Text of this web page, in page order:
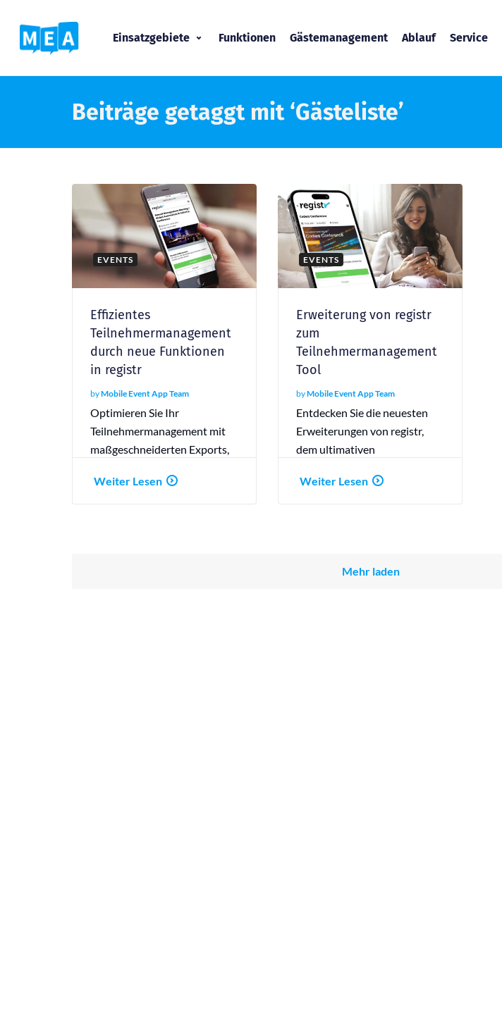
Einsatzgebiete Funktionen Gästemanagement Ablauf Service
Beiträge getaggt mit ‘Gästeliste’
EVENTS
Effizientes
Teilnehmermanagement
durch neue Funktionen
in registr
byMobile Event App Team
Optimieren Sie Ihr
Teilnehmermanagement mit
maßgeschneiderten Exports,
und detailliertem E-Mail
Weiter Lesen
EVENTS
Erweiterung von registr
zum
Teilnehmermanagement
Tool
byMobile Event App Team
Entdecken Sie die neuesten
Erweiterungen von registr,
dem ultimativen
für effizienteres
Weiter Lesen
Mehr laden